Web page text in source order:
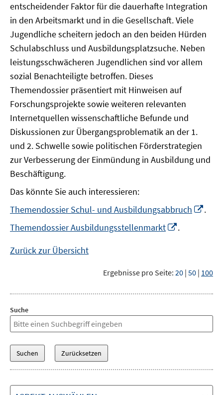
entscheidender Faktor für die dauerhafte Integration
in den Arbeitsmarkt und in die Gesellschaft. Viele
Jugendliche scheitern jedoch an den beiden Hürden
Schulabschluss und Ausbildungsplatzsuche. Neben
leistungsschwächeren Jugendlichen sind vor allem
sozial Benachteiligte betroffen. Dieses
Themendossier präsentiert mit Hinweisen auf
Forschungsprojekte sowie weiteren relevanten
Internetquellen wissenschaftliche Befunde und
Diskussionen zur Übergangsproblematik an der 1.
und 2. Schwelle sowie politischen Förderstrategien
zur Verbesserung der Einmündung in Ausbildung und
Beschäftigung.
Das könnte Sie auch interessieren:
Themendossier Schul- und Ausbildungsabbruch
.
Themendossier Ausbildungsstellenmarkt
.
Zurück zur Übersicht
Ergebnisse pro Seite: 20 | 50 | 100
Suche